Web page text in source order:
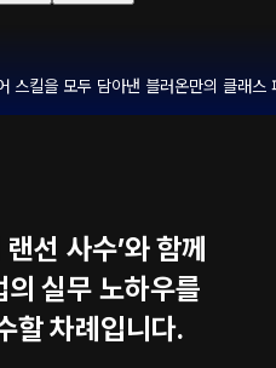
스킬을 모두 담아낸 블러온만의 클래스
선 사수’와 함께
실무 노하우를
할 차례입니다.